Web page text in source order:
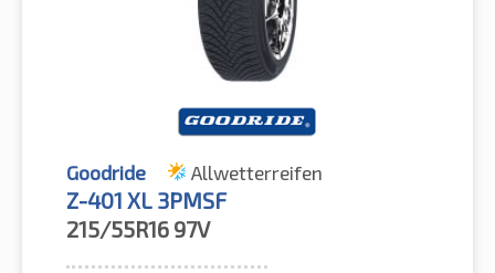
Goodride Allwetterreifen
Z-401 XL 3PMSF
215/55R16 97V